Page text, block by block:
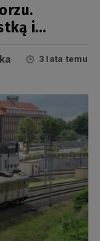
i
3 lata temu